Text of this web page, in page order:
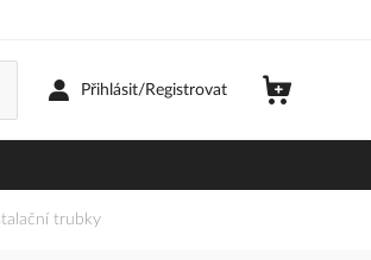
Přihlásit/Registrovat
trubky